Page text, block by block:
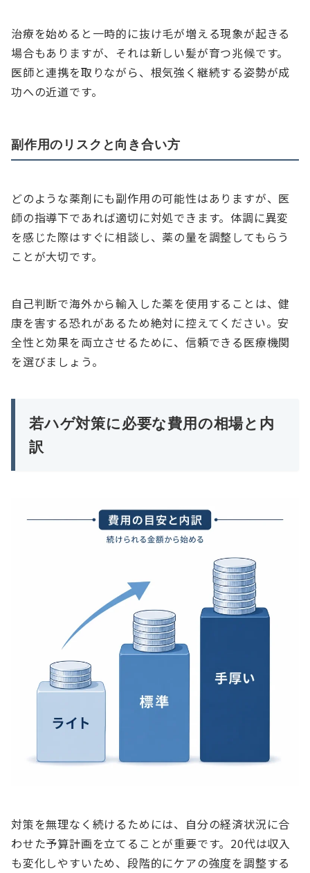
治療を始めると一時的に抜け毛が増える現象が起きる
場合もありますが、それは新しい髪が育つ兆候です。
医師と連携を取りながら、根気強く継続する姿勢が成
功への近道です。
副作用のリスクと向き合い方
どのような薬剤にも副作用の可能性はありますが、医
師の指導下であれば適切に対処できます。体調に異変
を感じた際はすぐに相談し、薬の量を調整してもらう
ことが大切です。
自己判断で海外から輸入した薬を使用することは、健
康を害する恐れがあるため絶対に控えてください。安
全性と効果を両立させるために、信頼できる医療機関
を選びましょう。
若ハゲ対策に必要な費用の相場と内
訳
対策を無理なく続けるためには、自分の経済状況に合
わせた予算計画を立てることが重要です。20代は収入
も変化しやすいため、段階的にケアの強度を調整する